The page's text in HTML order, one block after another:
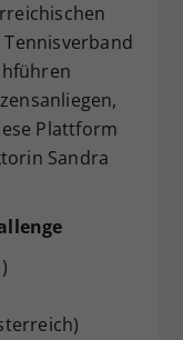
Plattform
Sandra